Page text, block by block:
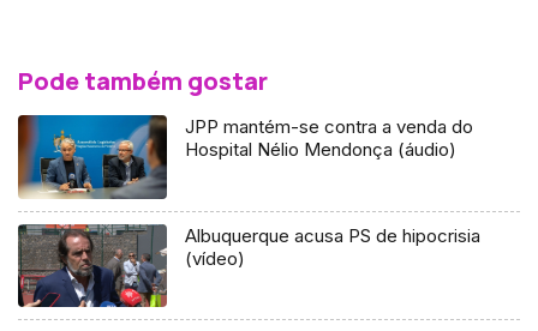
Pode também gostar
JPP mantém-se contra a venda do
Hospital Nélio Mendonça (áudio)
Albuquerque acusa PS de hipocrisia
(vídeo)